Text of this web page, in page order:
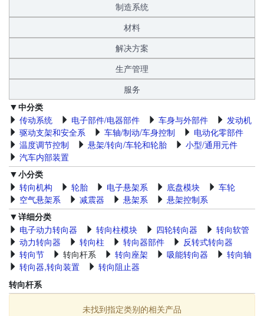
制造系统
材料
解决方案
生产管理
服务
中分类
传动系统
电子部件/电器部件 车身与外部件
发动机
驱动支架和安全系
车轴/制动/车身控制
电动化零部件
温度调节控制
悬架/转向/车轮和轮胎
小型/通用元件
汽车内部装置
小分类
转向机构
轮胎 电子悬架系 底盘模块
车轮
空气悬架系
减震器 悬架系
悬架控制系
详细分类
电子动力转向器
转向柱模块 四轮转向器
转向软管
动力转向器
转向柱 转向器部件
反转式转向器
转向节
转向杆系 转向座架 吸能转向器
转向轴
转向器,转向装置
转向阻止器
转向杆系
未找到指定类别的相关产品